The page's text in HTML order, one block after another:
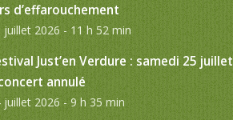
d’effarouchement
juillet 2026 - 11 h 52 min
Just’en Verdure : samedi 25 juillet
annulé
juillet 2026 - 9 h 35 min